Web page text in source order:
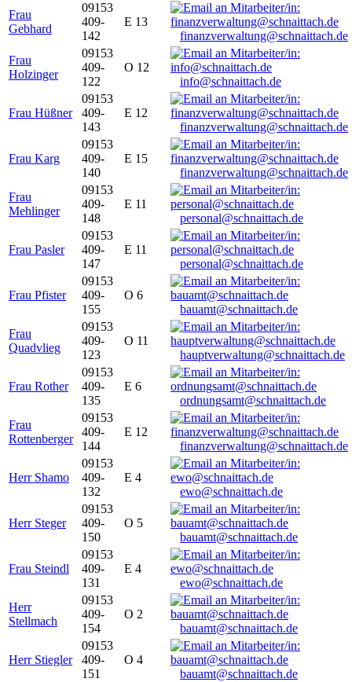
Frau
Gebhard
09153
409-
142
E 13
finanzverwaltung@schnaittach.de
Frau
Holzinger
09153
409-
122
O 12
info@schnaittach.de
Frau Hüßner
09153
409-
143
E 12
finanzverwaltung@schnaittach.de
Frau Karg
09153
409-
140
E 15
finanzverwaltung@schnaittach.de
Frau
Mehlinger
09153
409-
148
E 11
personal@schnaittach.de
Frau Pasler
09153
409-
147
E 11
personal@schnaittach.de
Frau Pfister
09153
409-
155
O 6
bauamt@schnaittach.de
Frau
Quadvlieg
09153
409-
123
O 11
hauptverwaltung@schnaittach.de
Frau Rother
09153
409-
135
E 6
ordnungsamt@schnaittach.de
Frau
Rottenberger
09153
409-
144
E 12
finanzverwaltung@schnaittach.de
Herr Shamo
09153
409-
132
E 4
ewo@schnaittach.de
Herr Steger
09153
409-
150
O 5
bauamt@schnaittach.de
Frau Steindl
09153
409-
131
E 4
ewo@schnaittach.de
Herr
Stellmach
09153
409-
154
O 2
bauamt@schnaittach.de
Herr Stiegler
09153
409-
151
O 4
bauamt@schnaittach.de